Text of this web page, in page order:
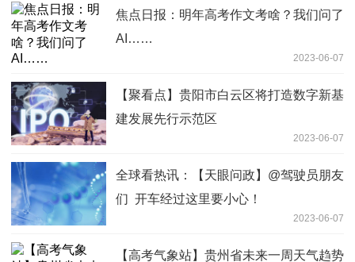
焦点日报：明年高考作文考啥？我们问了
AI……
2023-06-07
【聚看点】贵阳市白云区将打造数字新基
建发展先行示范区
2023-06-07
全球看热讯：【天眼问政】@驾驶员朋友
们 开车经过这里要小心！
2023-06-07
【高考气象站】​贵州省未来一周天气趋势